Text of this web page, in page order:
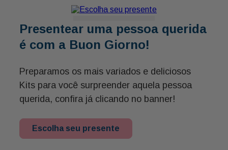
Presentear uma pessoa querida
é com a Buon Giorno!
Preparamos os mais variados e deliciosos
Kits para você surpreender aquela pessoa
querida, confira já clicando no banner!
Escolha seu presente